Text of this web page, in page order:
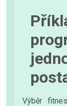
Výběr